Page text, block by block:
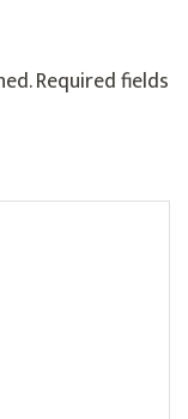
Required fields